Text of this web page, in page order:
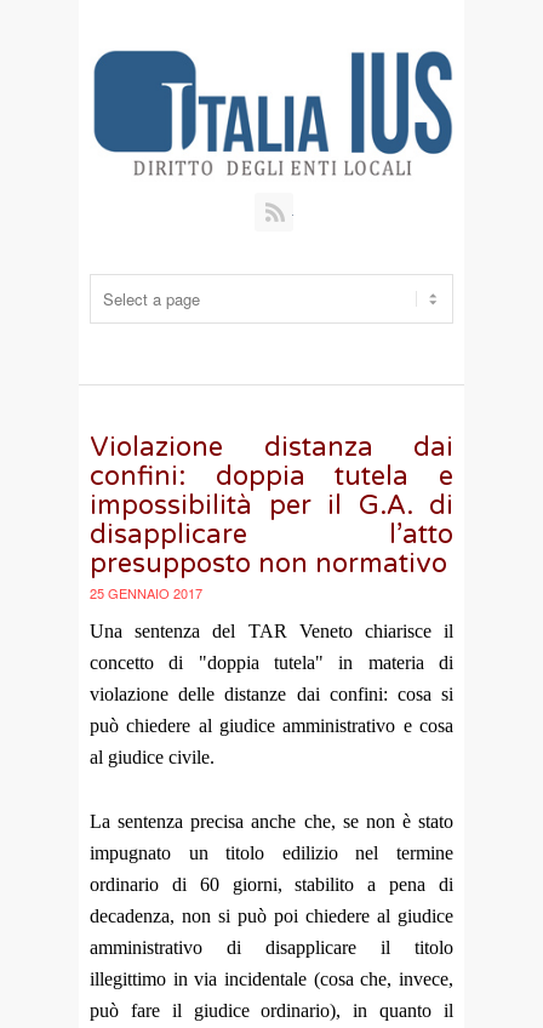
Violazione distanza dai
confini: doppia tutela e
impossibilità per il G.A. di
disapplicare l’atto
presupposto non normativo
25 GENNAIO 2017
Una sentenza del TAR Veneto chiarisce il
concetto di "doppia tutela" in materia di
violazione delle distanze dai confini: cosa si
può chiedere al giudice amministrativo e cosa
al giudice civile.
La sentenza precisa anche che, se non è stato
impugnato un titolo edilizio nel termine
ordinario di 60 giorni, stabilito a pena di
decadenza, non si può poi chiedere al giudice
amministrativo di disapplicare il titolo
illegittimo in via incidentale (cosa che, invece,
può fare il giudice ordinario), in quanto il